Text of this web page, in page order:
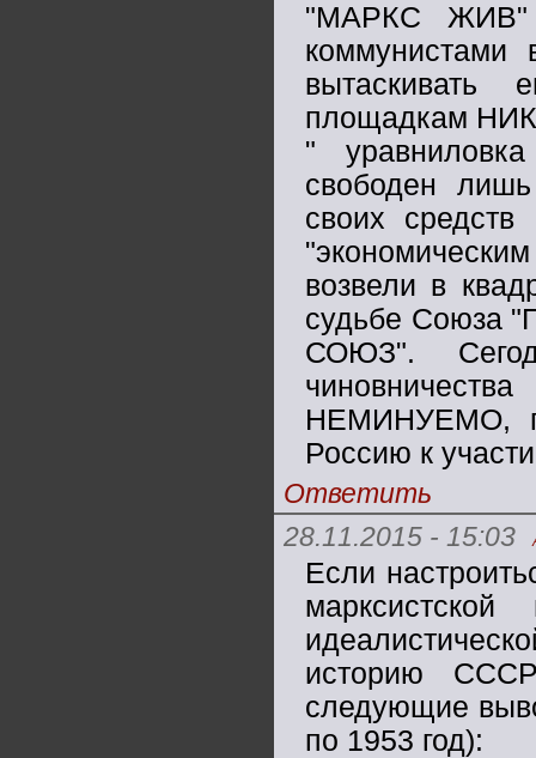
"МАРКС ЖИВ"
площадкам
"
свободен
своих средств
возвели в
судьбе
СОЮЗ".
НЕМИНУЕМО,
Россию к
Ответить
28.11.2015 - 15:03
Если
историю
следующие
по 1953 год):